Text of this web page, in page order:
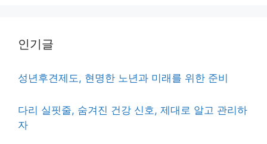
인기글
성년후견제도, 현명한 노년과 미래를 위한 준비
다리 실핏줄, 숨겨진 건강 신호, 제대로 알고 관리하
자